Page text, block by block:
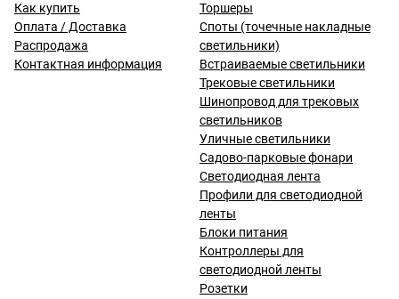
Как купить
Оплата / Доставка
Распродажа
Контактная информация
Торшеры
Споты (точечные накладные
светильники)
Встраиваемые светильники
Трековые светильники
Шинопровод для трековых
светильников
Уличные светильники
Садово-парковые фонари
Светодиодная лента
Профили для светодиодной
ленты
Блоки питания
Контроллеры для
светодиодной ленты
Розетки